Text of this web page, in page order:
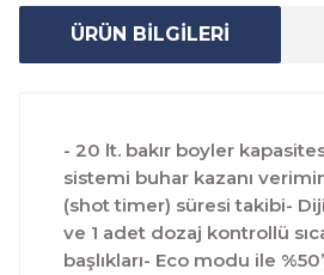
ÜRÜN BİLGİLERİ
- 20 lt. bakır boyler
sistemi buhar kazanı
(shot timer) süresi takibi-
ve 1 adet dozaj kontrollü
başlıkları- Eco modu ile